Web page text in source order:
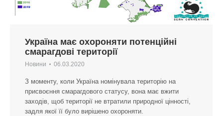
Україна має охороняти потенційні
смарагдові території
Новини 06.03.2020
З моменту, коли Україна номінувала територію на
присвоєння смарагдового статусу, вона має вжити
заходів, щоб території не втратили природної цінності,
задля якої її було вирішено охороняти.